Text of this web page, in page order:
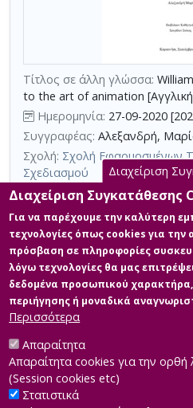
τη
χρήση
επιπλέον
κριτηρίων
αναζήτησης
Τίτλος σε άλλη γλώσσα:
to the art of animation
Ημερομηνία: 27-09-2020
Συγγραφέας: Αλεξανδρή,
Σχολή: Σχολή Εφαρμοσμένων
Σχεδιασμού
Τμήμα: Γραφικές Τέχνες -
Περίληψη (Abstract):
Στην
σειρά ταινιών Σχέδια για προβολή
προσέγγιση της τέχνης του
προσωπική τεχνική και εφευρίσκει
επικεντρώσει την εστίαση στα
δημιουργίας. Η έμφαση που
της διαδικασίας που ακολουθεί
το...
Διαχείριση
Διαχείριση Συγκατάθεσης
Για να παρέχουμε την καλύτερη
τεχνολογίες όπως cookies για
πρόσβαση σε πληροφορίες
λόγω τεχνολογίες θα μας
δεδομένα προσωπικού
περιήγησης ή μοναδικά
Περισσότερα
Απαραίτητα
Απαραίτητα cookies για την ορθή
(Session cookies etc)
Στατιστικά